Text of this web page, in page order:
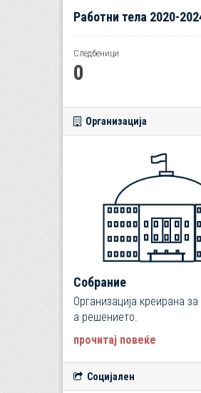
Работни тела 2020-
Следбеници
0
Организација
Собрание
Организација креирана
а решението.
прочитај повеќе
Социјален